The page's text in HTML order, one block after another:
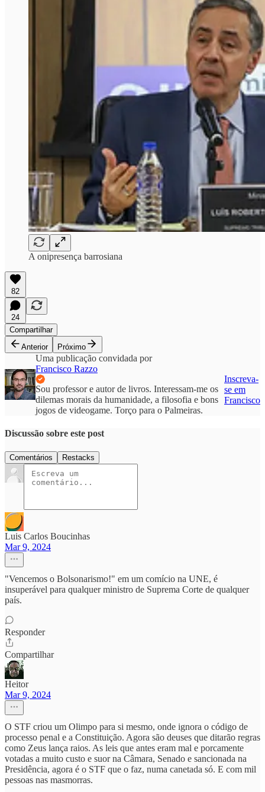
A onipresença barrosiana
82
24
Compartilhar
Anterior
Próximo
Uma publicação convidada por
Francisco Razzo
Sou professor e autor de livros. Interessam-me os
dilemas morais da humanidade, a filosofia e bons
jogos de videogame. Torço para o Palmeiras.
Inscreva-
se em
Francisco
Discussão sobre este post
Comentários Restacks
Luis Carlos Boucinhas
Mar 9, 2024
"Vencemos o Bolsonarismo!" em um comício na UNE, é
insuperável para qualquer ministro de Suprema Corte de qualquer
país.
Responder
Compartilhar
Heitor
Mar 9, 2024
O STF criou um Olimpo para si mesmo, onde ignora o código de
processo penal e a Constituição. Agora são deuses que ditarão regras
como Zeus lança raios. As leis que antes eram mal e porcamente
votadas a muito custo e suor na Câmara, Senado e sancionada na
Presidência, agora é o STF que o faz, numa canetada só. E com mil
pessoas nas masmorras.